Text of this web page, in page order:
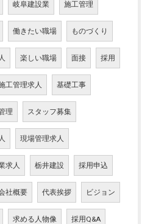
岐阜建設業 施工管理
働きたい職場 ものづくり
楽しい職場 面接 採用
工管理求人 基礎工事
理 スタッフ募集
現場管理求人
求人 栃井建設 採用申込
社概要 代表挨拶 ビジョン
求める人物像 採用Q&A